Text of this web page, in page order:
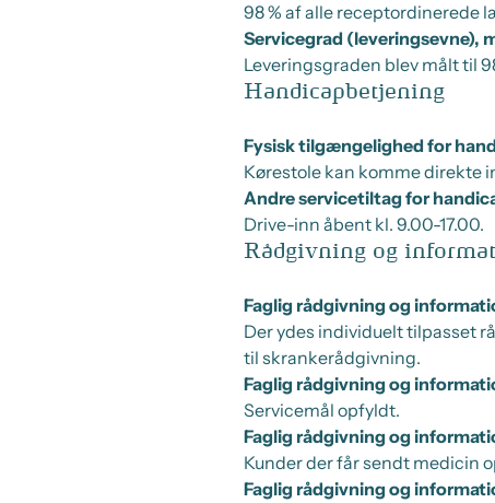
98 % af alle
Servicegrad (leveringsevne),
Leveringsgraden blev målt til
Handicapbetjening
Fysisk tilgængelighed for
Kørestole kan komme direkte
Andre servicetiltag for
Drive-inn åbent kl. 9.00-17.00.
Rådgivning og
Faglig rådgivning og
Der ydes individuelt tilpasset
til skrankerådgivning.
Faglig rådgivning og
Servicemål opfyldt.
Faglig rådgivning og
Kunder der får sendt medicin
Faglig rådgivning og